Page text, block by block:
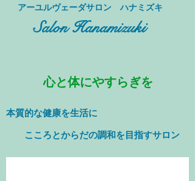
​アーユルヴェーダサロン ハナミズキ
Salon Hanamizuki
心と体にやすらぎを
本質的な健康を生活に
​ こころとからだの調和を目指すサロン